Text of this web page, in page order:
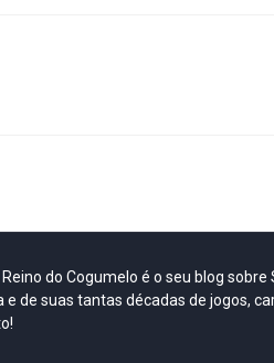
Reino do Cogumelo é o seu blog
de suas tantas décadas de jogos,